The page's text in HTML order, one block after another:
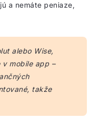
a nemáte peniaze,
alebo Wise,
mobile app –
takže